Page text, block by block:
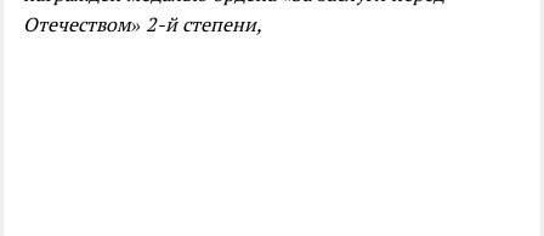
Отечеством» 2-й степени,